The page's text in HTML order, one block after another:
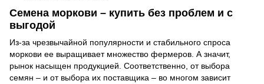
Семена моркови – купить без проблем и с
выгодой
Из-за чрезвычайной популярности и стабильного спроса
моркови ее выращивает множество фермеров. А значит,
рынок насыщен продукцией. Соответственно, от выбора
семян – и от выбора их поставщика – во многом зависит